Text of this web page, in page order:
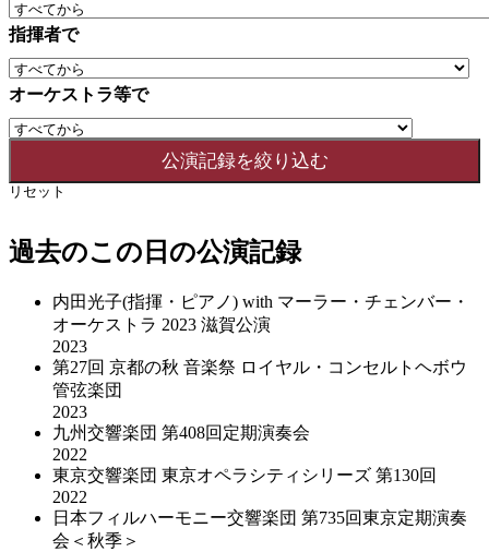
指揮者で
オーケストラ等で
リセット
過去のこの日の公演記録
内田光子(指揮・ピアノ) with マーラー・チェンバー・
オーケストラ 2023 滋賀公演
2023
第27回 京都の秋 音楽祭 ロイヤル・コンセルトヘボウ
管弦楽団
2023
九州交響楽団 第408回定期演奏会
2022
東京交響楽団 東京オペラシティシリーズ 第130回
2022
日本フィルハーモニー交響楽団 第735回東京定期演奏
会＜秋季＞